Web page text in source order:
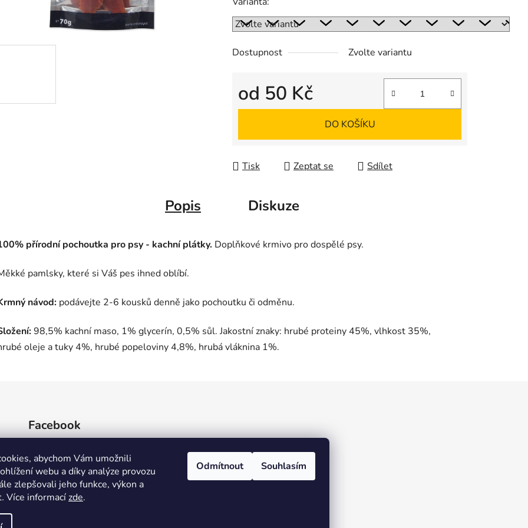
abychom Vám umožnili
webu a díky analýze provozu
zlepšovali jeho funkce, výkon a
. Více informacízde.
Odmítnout Souhlasím
z
5
Dostupnost Zvolte variantu
od 50 Kč
Měrná cena:
DO KOŠÍKU
Tisk Zeptat se Sdílet
Popis Diskuze
přírodní pochoutka pro psy - kachní plátky. Doplňkové krmivo pro dospělé psy.
pamlsky, které si Váš pes ihned oblíbí.
návod: podávejte 2-6 kousků denně jako pochoutku či odměnu.
98,5% kachní maso, 1% glycerín, 0,5% sůl. Jakostní znaky: hrubé proteiny 45%, vlhkost 35%,
oleje a tuky 4%, hrubé popeloviny 4,8%, hrubá vláknina 1%.
Facebook